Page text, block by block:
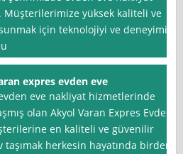
Müşterilerimize yüksek kaliteli ve
için teknolojiyi ve deneyimi
expres evden eve
eve nakliyat hizmetlerinde
olan Akyol Varan Expres Evden
en kaliteli ve güvenilir
herkesin hayatında birden